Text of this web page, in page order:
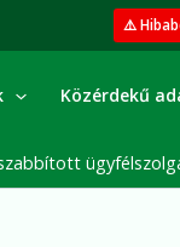
⚠️
Közérdekű